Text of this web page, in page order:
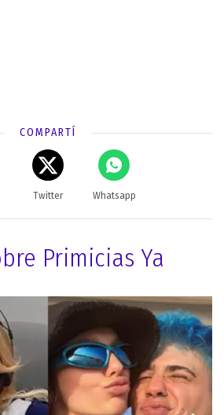
COMPARTÍ
Twitter Whatsapp
Primicias Ya